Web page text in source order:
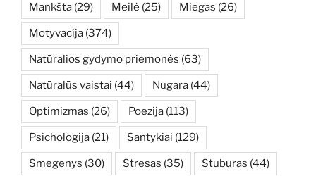
Mankšta (29) Meilė (25) Miegas (26)
Motyvacija (374)
Natūralios gydymo priemonės (63)
Natūralūs vaistai (44) Nugara (44)
Optimizmas (26) Poezija (113)
Psichologija (21) Santykiai (129)
Smegenys (30) Stresas (35) Stuburas (44)